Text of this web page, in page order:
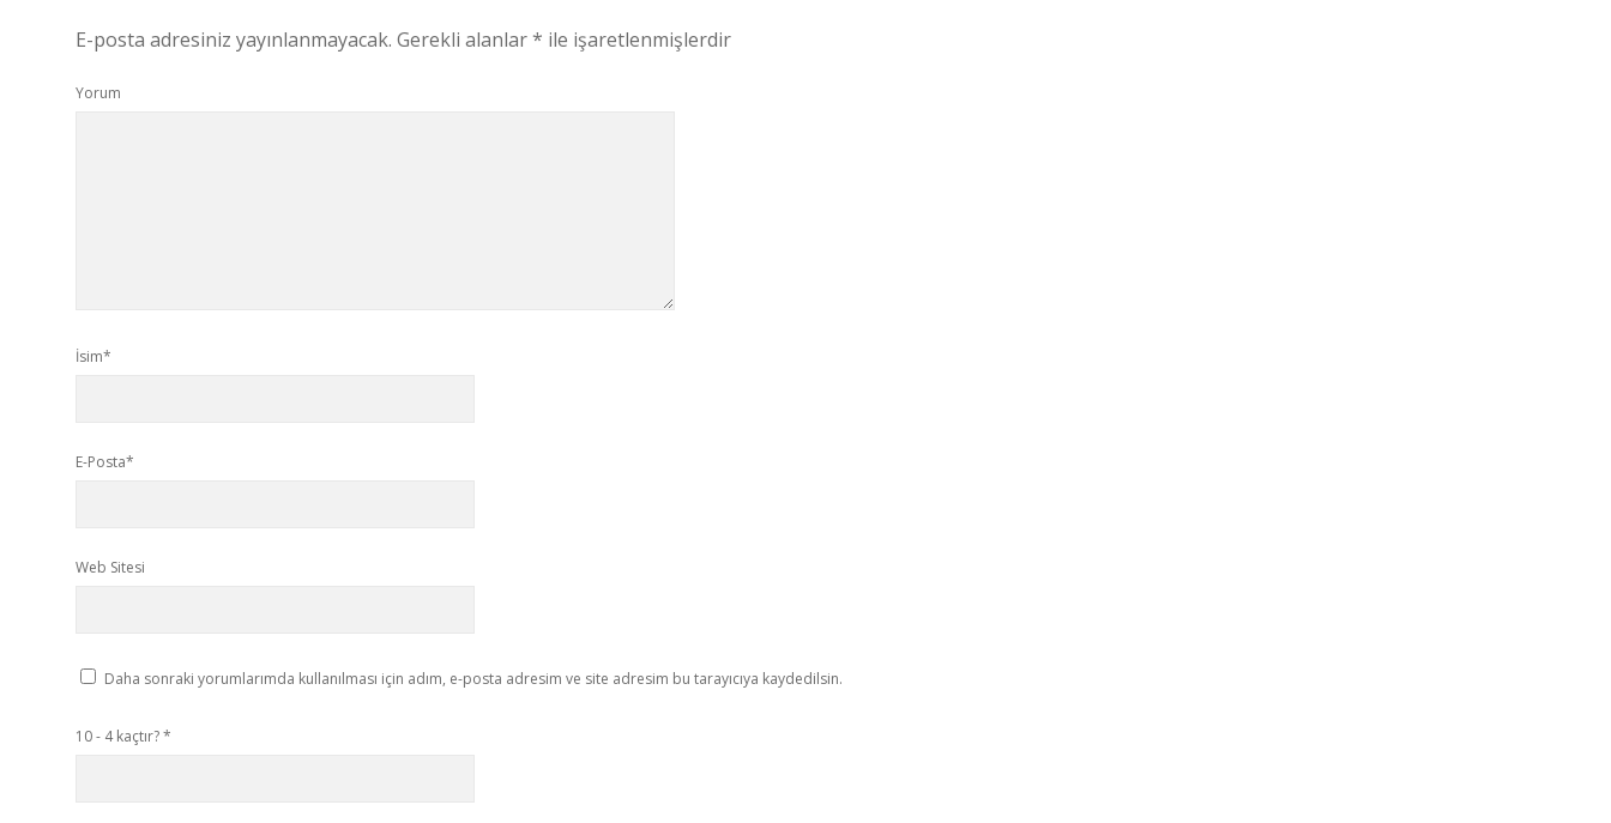
E-posta adresiniz yayınlanmayacak. Gerekli alanlar* ile işaretlenmişlerdir
Yorum
İsim*
E-Posta*
Web Sitesi
Daha sonraki yorumlarımda kullanılması için adım, e-posta adresim ve site adresim bu tarayıcıya kaydedilsin.
10 - 4 kaçtır?*